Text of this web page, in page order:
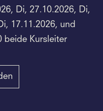
Di, 27.10.2026, Di,
17.11.2026, und
beide Kursleiter